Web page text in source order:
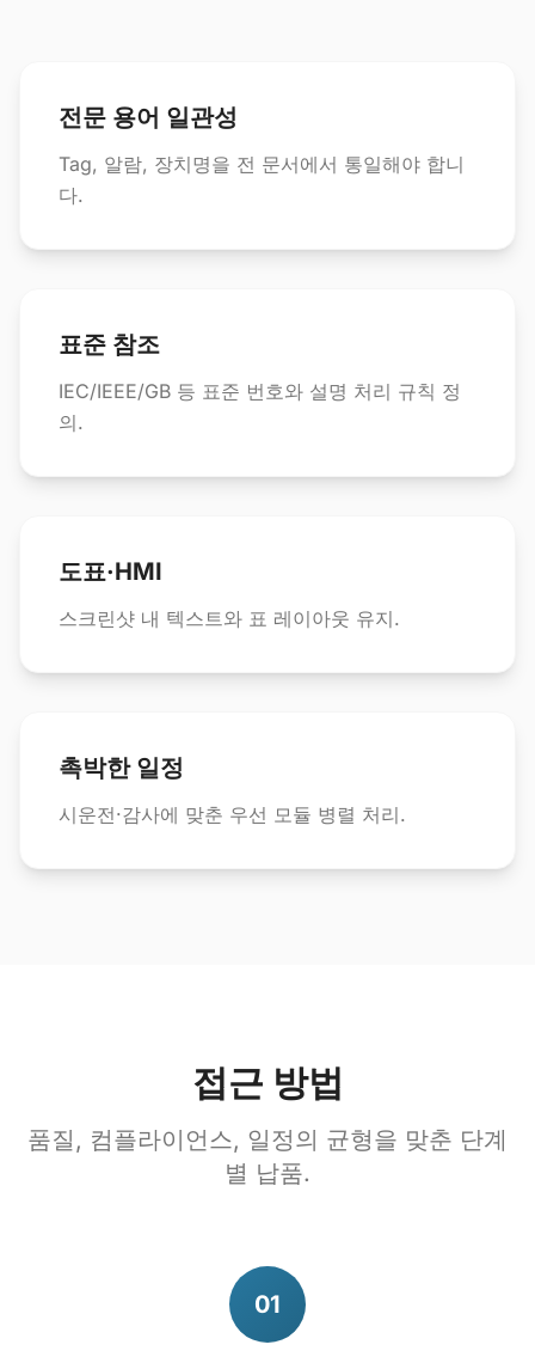
전문 용어 일관성
Tag, 알람, 장치명을 전 문서에서 통일해야 합니
다.
표준 참조
IEC/IEEE/GB 등 표준 번호와 설명 처리 규칙 정
의.
도표·HMI
스크린샷 내 텍스트와 표 레이아웃 유지.
촉박한 일정
시운전·감사에 맞춘 우선 모듈 병렬 처리.
접근 방법
품질, 컴플라이언스, 일정의 균형을 맞춘 단계
별 납품.
01